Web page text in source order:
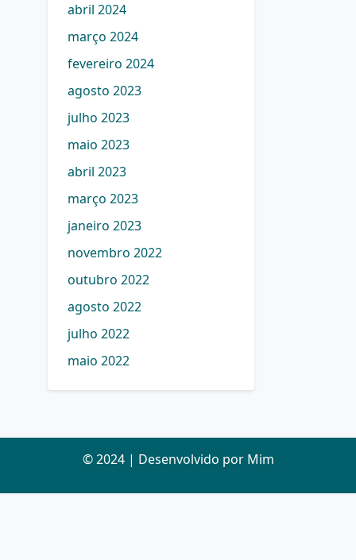
abril 2024
março 2024
fevereiro 2024
agosto 2023
julho 2023
maio 2023
abril 2023
março 2023
janeiro 2023
novembro 2022
outubro 2022
agosto 2022
julho 2022
maio 2022
© 2024 | Desenvolvido por Mim